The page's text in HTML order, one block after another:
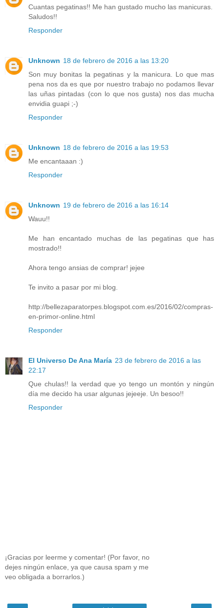
Cuantas pegatinas!! Me han gustado mucho las manicuras.
Saludos!!
Responder
Unknown 18 de febrero de 2016 a las 13:20
Son muy bonitas la pegatinas y la manicura. Lo que mas
pena nos da es que por nuestro trabajo no podamos llevar
las uñas pintadas (con lo que nos gusta) nos das mucha
envidia guapi ;-)
Responder
Unknown 18 de febrero de 2016 a las 19:53
Me encantaaan :)
Responder
Unknown 19 de febrero de 2016 a las 16:14
Wauu!!
Me han encantado muchas de las pegatinas que has
mostrado!!
Ahora tengo ansias de comprar! jejee
Te invito a pasar por mi blog.
http://bellezaparatorpes.blogspot.com.es/2016/02/compras-
en-primor-online.html
Responder
El Universo De Ana María 23 de febrero de 2016 a las
22:17
Que chulas!! la verdad que yo tengo un montón y ningún
día me decido ha usar algunas jejeeje. Un besoo!!
Responder
¡Gracias por leerme y comentar! (Por favor, no
dejes ningún enlace, ya que causa spam y me
veo obligada a borrarlos.)